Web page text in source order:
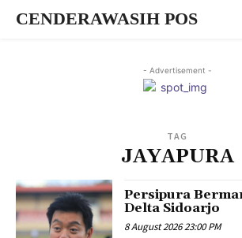
CENDERAWASIH POS
- Advertisement -
TAG
JAYAPURA
Persipura
Delta Sidoarjo
8 August 2026 23:00 PM